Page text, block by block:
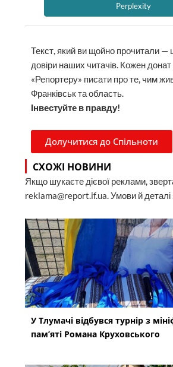
Perplexity
Текст, який ви щойно прочитали —
довіри наших читачів. Кожен
«Репортеру» писати про те, чим
Франківськ та область.
Інвестуйте в правду!
Долучитися до Спільноти
СХОЖІ НОВИНИ
Якщо шукаєте дієвої реклами,
reklama@report.if.ua. Умови й
У Тлумачі відбувся турнір з
пам’яті Романа Круховського